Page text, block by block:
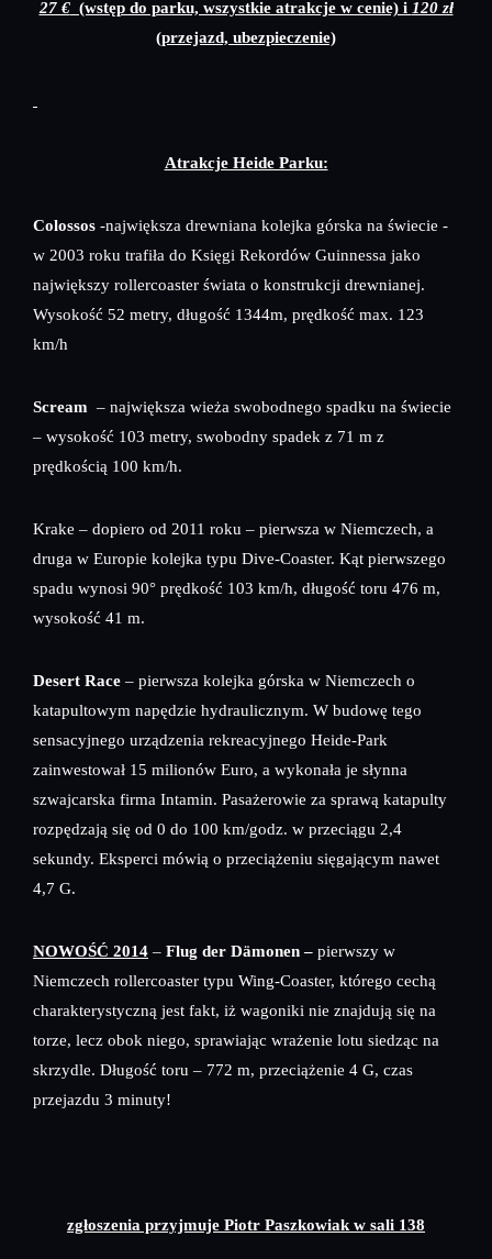
27 €(wstęp do parku, wszystkie atrakcje w cenie) i 120 zł
(przejazd, ubezpieczenie)
Atrakcje Heide Parku:
Colossos -największa drewniana kolejka górska na świecie -
w 2003 roku trafiła do Księgi Rekordów Guinnessa jako
największy rollercoaster świata o konstrukcji drewnianej.
Wysokość 52 metry, długość 1344m, prędkość max. 123
km/h
Scream – największa wieża swobodnego spadku na świecie
– wysokość 103 metry, swobodny spadek z 71 m z
prędkością 100 km/h.
Krake – dopiero od 2011 roku – pierwsza w Niemczech, a
druga w Europie kolejka typu Dive-Coaster. Kąt pierwszego
spadu wynosi 90° prędkość 103 km/h, długość toru 476 m,
wysokość 41 m.
Desert Race – pierwsza kolejka górska w Niemczech o
katapultowym napędzie hydraulicznym. W budowę tego
sensacyjnego urządzenia rekreacyjnego Heide-Park
zainwestował 15 milionów Euro, a wykonała je słynna
szwajcarska firma Intamin. Pasażerowie za sprawą katapulty
rozpędzają się od 0 do 100 km/godz. w przeciągu 2,4
sekundy. Eksperci mówią o przeciążeniu sięgającym nawet
4,7 G.
NOWOŚĆ 2014 – Flug der Dämonen– pierwszy w
Niemczech rollercoaster typu Wing-Coaster, którego cechą
charakterystyczną jest fakt, iż wagoniki nie znajdują się na
torze, lecz obok niego, sprawiając wrażenie lotu siedząc na
skrzydle. Długość toru – 772 m, przeciążenie 4 G, czas
przejazdu 3 minuty!
zgłoszenia przyjmuje Piotr Paszkowiak w sali 138